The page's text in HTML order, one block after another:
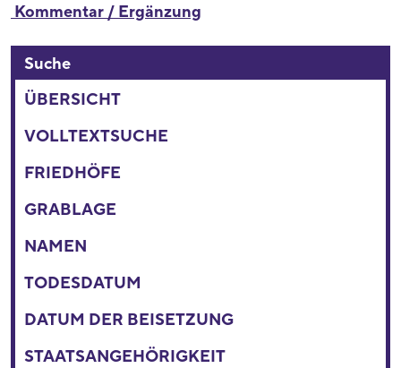
Kommentar / Ergänzung
Suche
ÜBERSICHT
VOLLTEXTSUCHE
FRIEDHÖFE
GRABLAGE
NAMEN
TODESDATUM
DATUM DER BEISETZUNG
STAATSANGEHÖRIGKEIT